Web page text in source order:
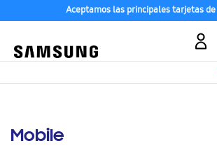
Aceptamos las principales tarjetas
Mobile